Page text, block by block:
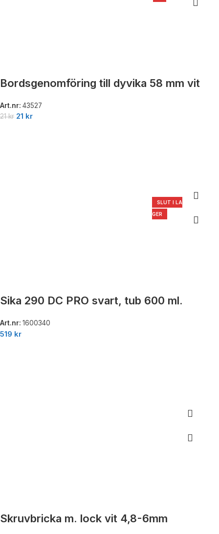
Bordsgenomföring till dyvika 58 mm vit
Art.nr: 43527
21kr 21 kr
SLUT I LA
GER
Sika 290 DC PRO svart, tub 600 ml.
Art.nr: 1600340
519 kr
Skruvbricka m. lock vit 4,8-6mm